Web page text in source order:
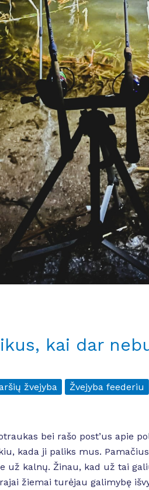
kai dar
žvejyba Žvejyba feederiu
bei rašo post’us apie
kada ji paliks mus.
už kalnų. Žinau, kad už tai
žiemai turėjau galimybę